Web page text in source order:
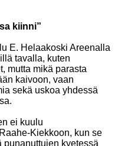
kiinni”
E. Helaakoski Areenalla
tavalla, kuten
mutta mikä parasta
kaivoon, vaan
sekä uskoa yhdessä
ei kuulu
Kiekkoon, kun se
kyetessä